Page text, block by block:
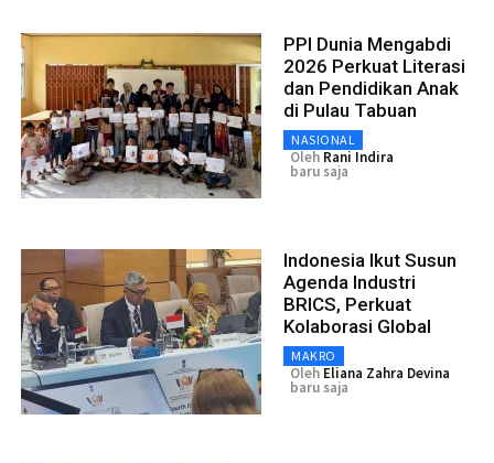
PPI Dunia Mengabdi
2026 Perkuat Literasi
dan Pendidikan Anak
di Pulau Tabuan
NASIONAL
Oleh Rani Indira
baru saja
Indonesia Ikut Susun
Agenda Industri
BRICS, Perkuat
Kolaborasi Global
MAKRO
Oleh Eliana Zahra Devina
baru saja